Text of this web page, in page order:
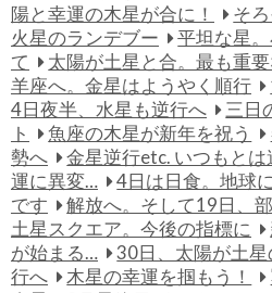
陽と幸運の木星が合に！
そ
火星のランデブー
平坦な星
て
太陽が土星と合。最も重
羊座へ。金星はようやく順行
4日夜半、水星も逆行へ
三日
ト
魚座の木星が新年を祝う
勢へ
金星逆行etc. いつもと
運に異変…
4日は日食。地球
です
解放へ。そして19日、
土星スクエア。今後の指標に
が始まる…
30日、太陽が土
行へ
木星の幸運を掴もう！